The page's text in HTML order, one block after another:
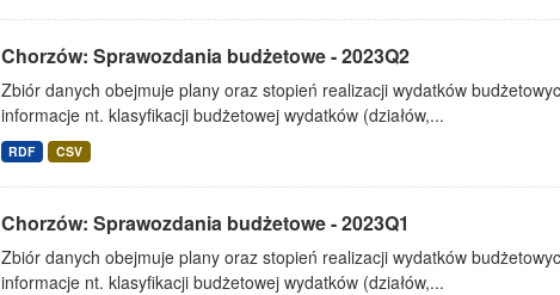
Chorzów: Sprawozdania budżetowe - 2023Q2
Zbiór danych obejmuje plany oraz stopień realizacji wydatków
informacje nt. klasyfikacji budżetowej wydatków (działów,...
RDF CSV
Chorzów: Sprawozdania budżetowe - 2023Q1
Zbiór danych obejmuje plany oraz stopień realizacji wydatków
informacje nt. klasyfikacji budżetowej wydatków (działów,...